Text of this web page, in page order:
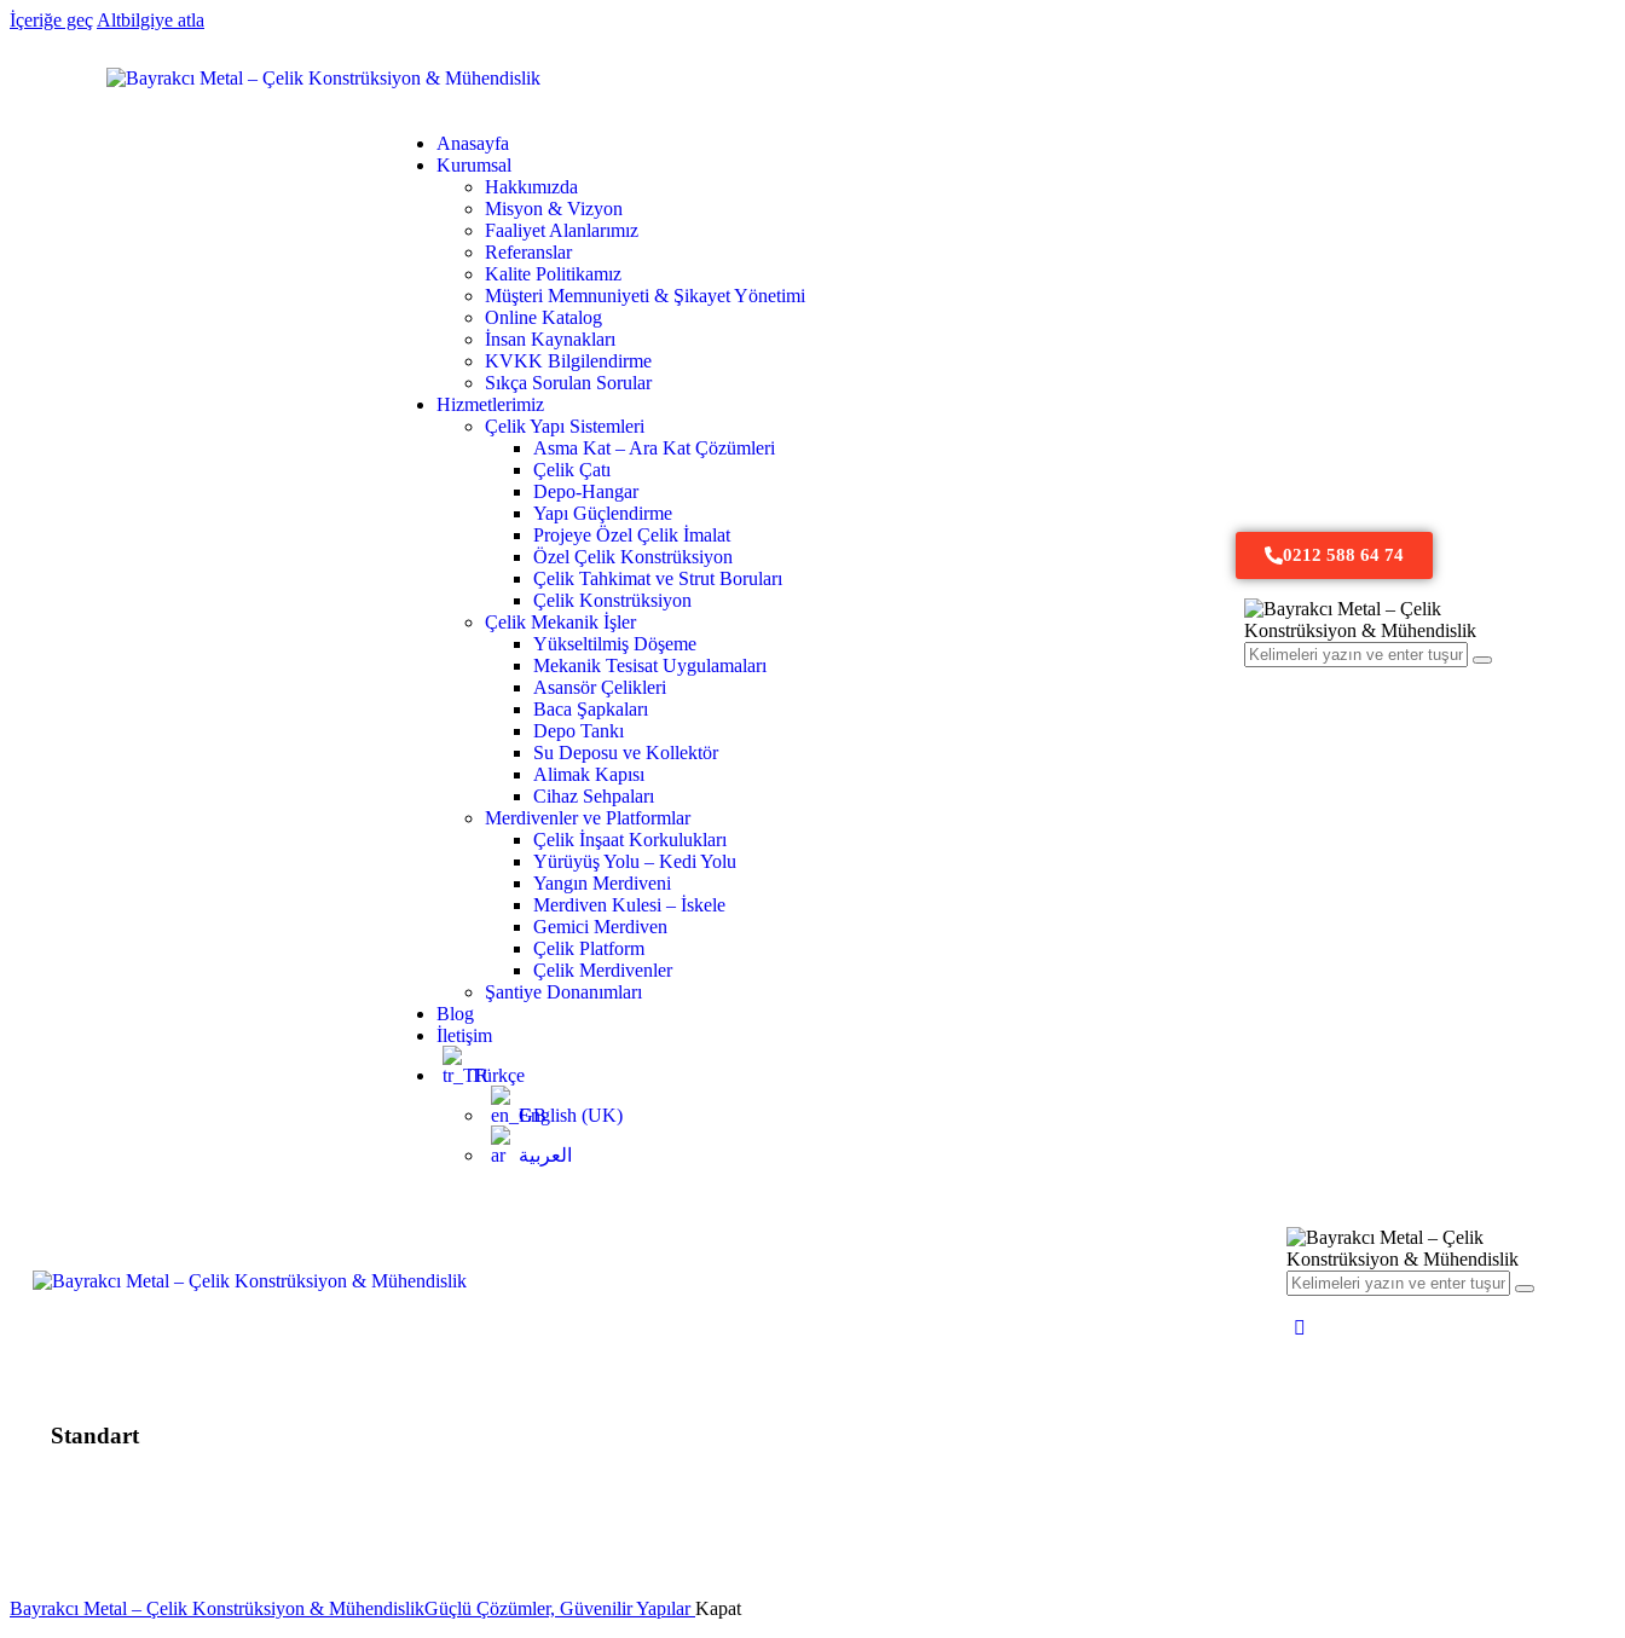
İçeriğe geç Altbilgiye atla
Anasayfa
Kurumsal
Hakkımızda
Misyon & Vizyon
Faaliyet Alanlarımız
Referanslar
Kalite Politikamız
Müşteri Memnuniyeti & Şikayet Yönetimi
Online Katalog
İnsan Kaynakları
KVKK Bilgilendirme
Sıkça Sorulan Sorular
Hizmetlerimiz
Çelik Yapı Sistemleri
Asma Kat – Ara Kat Çözümleri
Çelik Çatı
Depo-Hangar
Yapı Güçlendirme
Projeye Özel Çelik İmalat
Özel Çelik Konstrüksiyon
Çelik Tahkimat ve Strut Boruları
Çelik Konstrüksiyon
Çelik Mekanik İşler
Yükseltilmiş Döşeme
Mekanik Tesisat Uygulamaları
Asansör Çelikleri
Baca Şapkaları
Depo Tankı
Su Deposu ve Kollektör
Alimak Kapısı
Cihaz Sehpaları
Merdivenler ve Platformlar
Çelik İnşaat Korkulukları
Yürüyüş Yolu – Kedi Yolu
Yangın Merdiveni
Merdiven Kulesi – İskele
Gemici Merdiven
Çelik Platform
Çelik Merdivenler
Şantiye Donanımları
Blog
İletişim
Türkçe
English (UK)
العربية
0212 588 64 74
Standart
Bayrakcı Metal – Çelik Konstrüksiyon & MühendislikGüçlü Çözümler, Güvenilir Yapılar Kapat